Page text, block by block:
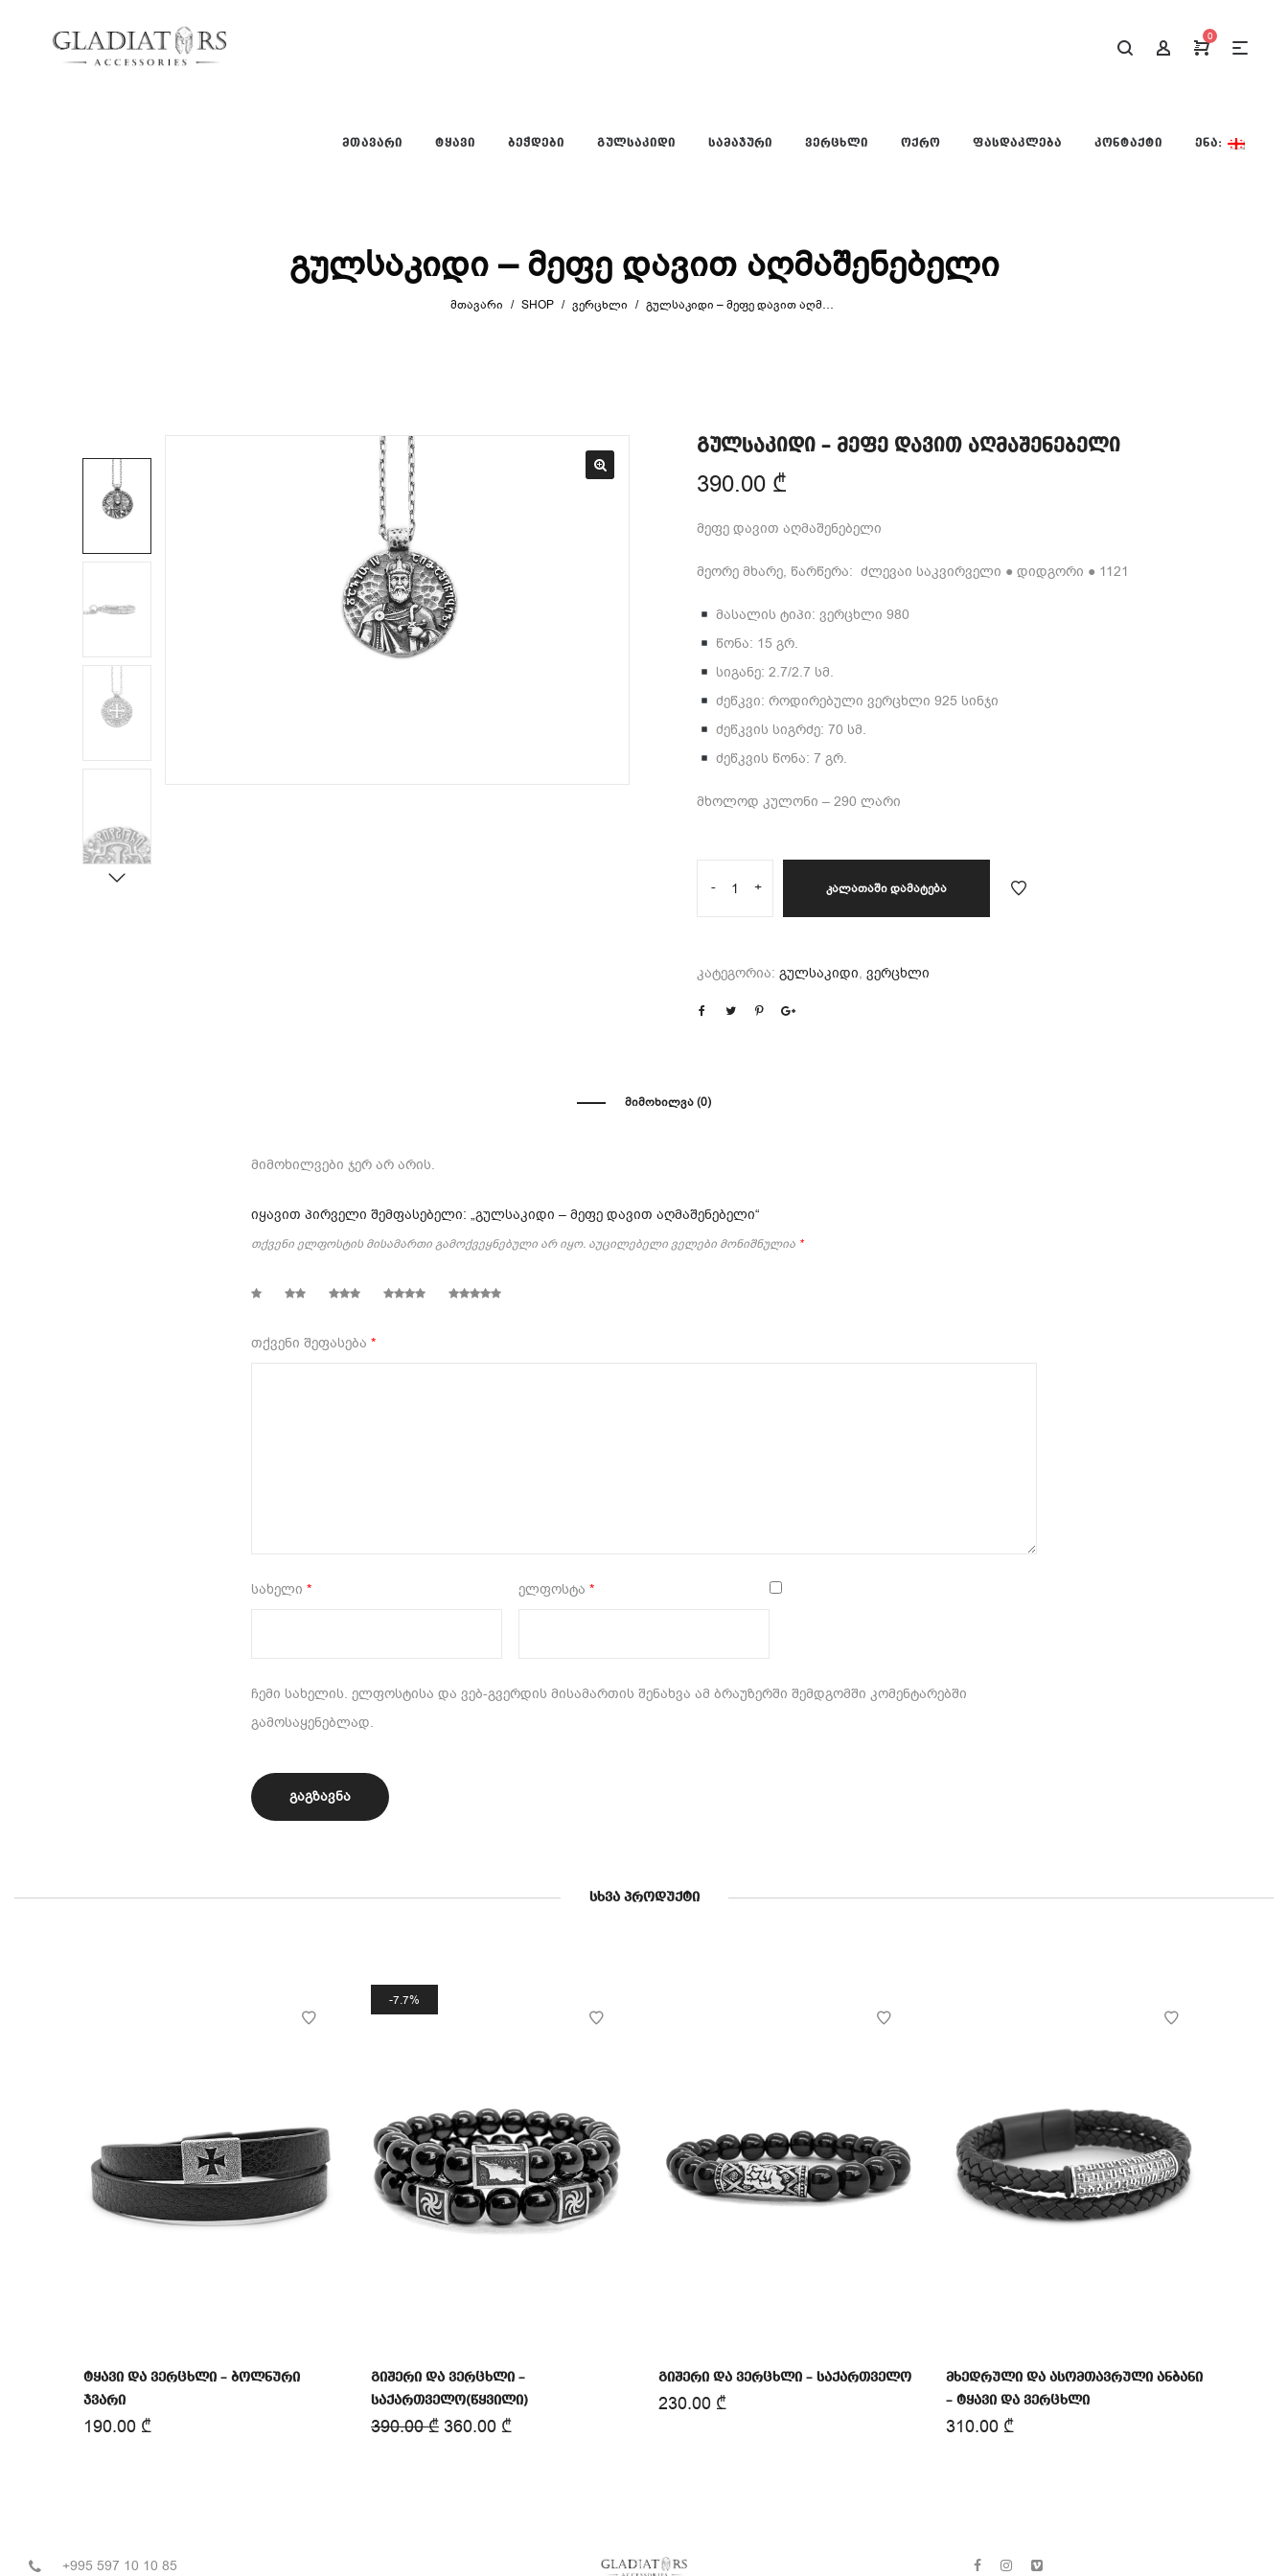
gladiators
gladiators
0
ᲛᲗᲐᲕᲐᲠᲘ ᲢᲧᲐᲕᲘ ᲑᲔᲭᲓᲔᲑᲘ ᲒᲣᲚᲡᲐᲙᲘᲓᲘ ᲡᲐᲛᲐᲯᲣᲠᲘ ᲕᲔᲠᲪᲮᲚᲘ ᲝᲥᲠᲝ ᲤᲐᲡᲓᲐᲙᲚᲔᲑᲐ ᲙᲝᲜᲢᲐᲥᲢᲘ ᲔᲜᲐ:
გულსაკიდი – მეფე დავით აღმაშენებელი
ᲛᲗᲐᲕᲐᲠᲘ / SHOP / ᲕᲔᲠᲪᲮᲚᲘ / ᲒᲣᲚᲡᲐᲙᲘᲓᲘ – ᲛᲔᲤᲔ ᲓᲐᲕᲘᲗ ᲐᲦᲛᲐᲨᲔᲜᲔᲑᲔᲚᲘ
გულსაკიდი – მეფე დავით აღმაშენებელი
390.00 ₾
მეფე დავით აღმაშენებელი
მეორე მხარე, წარწერა: ძლევაი საკვირველი ● დიდგორი ● 1121
მასალის ტიპი: ვერცხლი 980
წონა: 15 გრ.
სიგანე: 2.7/2.7 სმ.
ძეწკვი: როდირებული ვერცხლი 925 სინჯი
ძეწკვის სიგრძე: 70 სმ.
ძეწკვის წონა: 7 გრ.
მხოლოდ კულონი – 290 ლარი
- + ᲙᲐᲚᲐᲗᲐᲨᲘ ᲓᲐᲛᲐᲢᲔᲑᲐ
კატეგორია: გულსაკიდი, ვერცხლი
ᲛᲘᲛᲝᲮᲘᲚᲕᲐ (0)
მიმოხილვები ჯერ არ არის.
იყავით პირველი შემფასებელი: „გულსაკიდი – მეფე დავით აღმაშენებელი“
თქვენი ელფოსტის მისამართი გამოქვეყნებული არ იყო. აუცილებელი ველები მონიშნულია *
თქვენი შეფასება *
სახელი * ელფოსტა *
ჩემი სახელის. ელფოსტისა და ვებ-გვერდის მისამართის შენახვა ამ ბრაუზერში შემდგომში კომენტარებში
გამოსაყენებლად.
ᲡᲮᲕᲐ ᲞᲠᲝᲓᲣᲥᲢᲘ
ტყავი და ვერცხლი – ბოლნური
ჯვარი
190.00 ₾
7.7%
გიშერი და ვერცხლი –
საქართველო(წყვილი)
390.00₾ 360.00 ₾
გიშერი და ვერცხლი – საქართველო
230.00 ₾
მხედრული და ასომთავრული ანბანი
– ტყავი და ვერცხლი
310.00 ₾
+995 597 10 10 85